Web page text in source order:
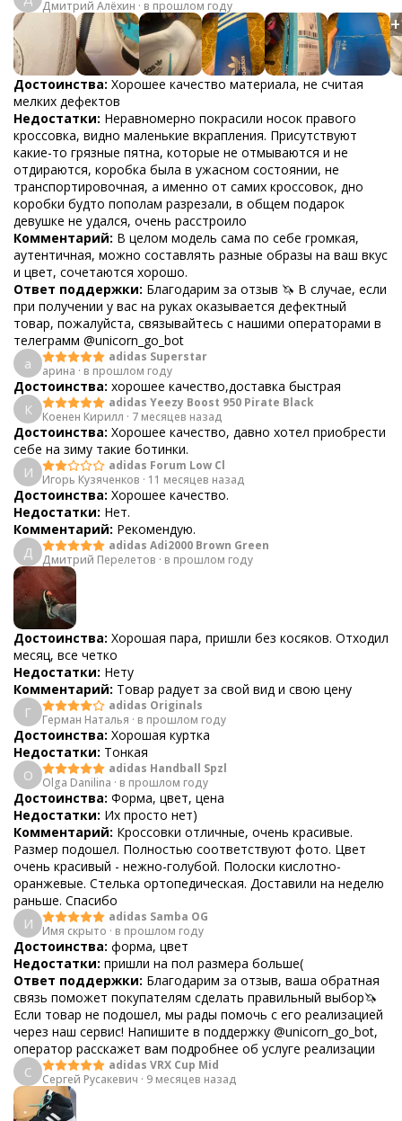
Дмитрий Алёхин · в прошлом году
+
Достоинства: Хорошее качество материала, не считая
мелких дефектов
Недостатки: Неравномерно покрасили носок правого
кроссовка, видно маленькие вкрапления. Присутствуют
какие-то грязные пятна, которые не отмываются и не
отдираются, коробка была в ужасном состоянии, не
транспортировочная, а именно от самих кроссовок, дно
коробки будто пополам разрезали, в общем подарок
девушке не удался, очень расстроило
Комментарий: В целом модель сама по себе громкая,
аутентичная, можно составлять разные образы на ваш вкус
и цвет, сочетаются хорошо.
Ответ поддержки: Благодарим за отзыв 🦄 В случае, если
при получении у вас на руках оказывается дефектный
товар, пожалуйста, связывайтесь с нашими операторами в
телеграмм @unicorn_go_bot
а
adidas Superstar
арина · в прошлом году
Достоинства: хорошее качество,доставка быстрая
К
adidas Yeezy Boost 950 Pirate Black
Коенен Кирилл · 7 месяцев назад
Достоинства: Хорошее качество, давно хотел приобрести
себе на зиму такие ботинки.
И
adidas Forum Low Cl
Игорь Кузяченков · 11 месяцев назад
Достоинства: Хорошее качество.
Недостатки: Нет.
Комментарий: Рекомендую.
Д
adidas Adi2000 Brown Green
Дмитрий Перелетов · в прошлом году
Достоинства: Хорошая пара, пришли без косяков. Отходил
месяц, все четко
Недостатки: Нету
Комментарий: Товар радует за свой вид и свою цену
Г
adidas Originals
Герман Наталья · в прошлом году
Достоинства: Хорошая куртка
Недостатки: Тонкая
O
adidas Handball Spzl
Olga Danilina · в прошлом году
Достоинства: Форма, цвет, цена
Недостатки: Их просто нет)
Комментарий: Кроссовки отличные, очень красивые.
Размер подошел. Полностью соответствуют фото. Цвет
очень красивый - нежно-голубой. Полоски кислотно-
оранжевые. Стелька ортопедическая. Доставили на неделю
раньше. Спасибо
И
adidas Samba OG
Имя скрыто · в прошлом году
Достоинства: форма, цвет
Недостатки: пришли на пол размера больше(
Ответ поддержки: Благодарим за отзыв, ваша обратная
связь поможет покупателям сделать правильный выбор🦄
Если товар не подошел, мы рады помочь с его реализацией
через наш сервис! Напишите в поддержку @unicorn_go_bot,
оператор расскажет вам подробнее об услуге реализации
С
adidas VRX Cup Mid
Сергей Русакевич · 9 месяцев назад